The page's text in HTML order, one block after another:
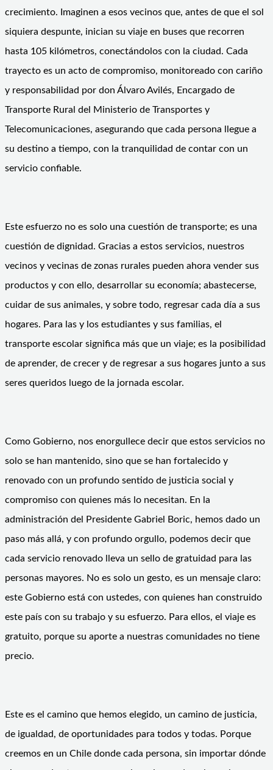
crecimiento. Imaginen a esos vecinos que, antes de que el sol
siquiera despunte, inician su viaje en buses que recorren
hasta 105 kilómetros, conectándolos con la ciudad. Cada
trayecto es un acto de compromiso, monitoreado con cariño
y responsabilidad por don Álvaro Avilés, Encargado de
Transporte Rural del Ministerio de Transportes y
Telecomunicaciones, asegurando que cada persona llegue a
su destino a tiempo, con la tranquilidad de contar con un
servicio confiable.
Este esfuerzo no es solo una cuestión de transporte; es una
cuestión de dignidad. Gracias a estos servicios, nuestros
vecinos y vecinas de zonas rurales pueden ahora vender sus
productos y con ello, desarrollar su economía; abastecerse,
cuidar de sus animales, y sobre todo, regresar cada día a sus
hogares. Para las y los estudiantes y sus familias, el
transporte escolar significa más que un viaje; es la posibilidad
de aprender, de crecer y de regresar a sus hogares junto a sus
seres queridos luego de la jornada escolar.
Como Gobierno, nos enorgullece decir que estos servicios no
solo se han mantenido, sino que se han fortalecido y
renovado con un profundo sentido de justicia social y
compromiso con quienes más lo necesitan. En la
administración del Presidente Gabriel Boric, hemos dado un
paso más allá, y con profundo orgullo, podemos decir que
cada servicio renovado lleva un sello de gratuidad para las
personas mayores. No es solo un gesto, es un mensaje claro:
este Gobierno está con ustedes, con quienes han construido
este país con su trabajo y su esfuerzo. Para ellos, el viaje es
gratuito, porque su aporte a nuestras comunidades no tiene
precio.
Este es el camino que hemos elegido, un camino de justicia,
de igualdad, de oportunidades para todos y todas. Porque
creemos en un Chile donde cada persona, sin importar dónde